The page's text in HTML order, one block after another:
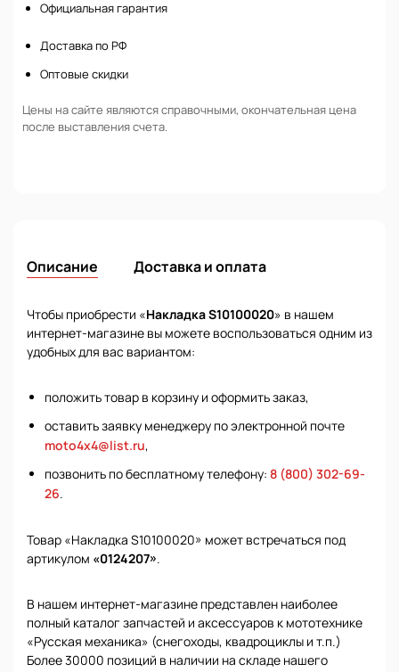
Официальная гарантия
Доставка по РФ
Оптовые скидки
Цены на сайте являются справочными, окончательная цена
после выставления счета.
Описание Доставка и оплата
Чтобы приобрести «Накладка S10100020» в нашем
интернет-магазине вы можете воспользоваться одним из
удобных для вас вариантом:
положить товар в корзину и оформить заказ,
оставить заявку менеджеру по электронной почте
moto4x4@list.ru,
позвонить по бесплатному телефону: 8 (800) 302-69-
26.
Товар «Накладка S10100020» может встречаться под
артикулом «0124207».
В нашем интернет-магазине представлен наиболее
полный каталог запчастей и аксессуаров к мототехнике
«Русская механика» (снегоходы, квадроциклы и т.п.)
Более 30000 позиций в наличии на складе нашего